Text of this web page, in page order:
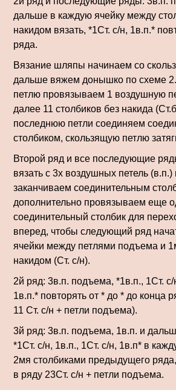
дальше в каждую ячейку между
накидом вязать, *1Ст. с/н, 1в.п.*
ряда.
Вязание шляпы начинаем со
дальше вяжем донышко по схеме
петлю провязываем 1 воздушную
далее 11 столбиков без накида
последнюю петли соединяем
столбиком, скользящую петлю
Второй ряд и все последующие
вязать с 3х воздушных петель
заканчиваем соединительным
дополнительно провязываем еще
соединительный столбик для
вперед, чтобы следующий ряд
ячейки между петлями подъема и
накидом (Ст. с/н).
2й ряд: 3в.п. подъема, *1в.п., 1Ст. с/
1в.п.* повторять от * до * до конца
11 Ст. с/н + петли подъема).
3й ряд: 3в.п. подъема, 1в.п. и
*1Ст. с/н, 1в.п., 1Ст. с/н, 1в.п* в
2мя столбиками предыдущего ряда,
в ряду 23Ст. с/н + петли подъема.